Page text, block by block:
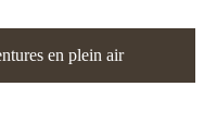
en plein air